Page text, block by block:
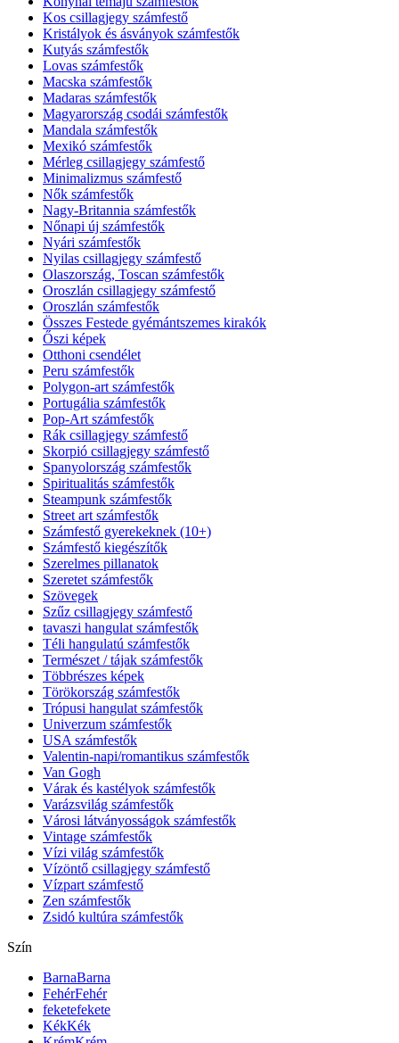
Kos csillagjegy számfestő
Kristályok és ásványok számfestők
Kutyás számfestők
Lovas számfestők
Macska számfestők
Madaras számfestők
Magyarország csodái számfestők
Mandala számfestők
Mexikó számfestők
Mérleg csillagjegy számfestő
Minimalizmus számfestő
Nők számfestők
Nagy-Britannia számfestők
Nőnapi új számfestők
Nyári számfestők
Nyilas csillagjegy számfestő
Olaszország, Toscan számfestők
Oroszlán csillagjegy számfestő
Oroszlán számfestők
Összes Festede gyémántszemes kirakók
Őszi képek
Otthoni csendélet
Peru számfestők
Polygon-art számfestők
Portugália számfestők
Pop-Art számfestők
Rák csillagjegy számfestő
Skorpió csillagjegy számfestő
Spanyolország számfestők
Spiritualitás számfestők
Steampunk számfestők
Street art számfestők
Számfestő gyerekeknek (10+)
Számfestő kiegészítők
Szerelmes pillanatok
Szeretet számfestők
Szövegek
Szűz csillagjegy számfestő
tavaszi hangulat számfestők
Téli hangulatú számfestők
Természet / tájak számfestők
Többrészes képek
Törökország számfestők
Trópusi hangulat számfestők
Univerzum számfestők
USA számfestők
Valentin-napi/romantikus számfestők
Van Gogh
Várak és kastélyok számfestők
Varázsvilág számfestők
Városi látványosságok számfestők
Vintage számfestők
Vízi világ számfestők
Vízöntő csillagjegy számfestő
Vízpart számfestő
Zen számfestők
Zsidó kultúra számfestők
Szín
BarnaBarna
FehérFehér
feketefekete
KékKék